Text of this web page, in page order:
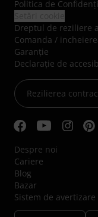
Politica de
Dreptul de reziliere
Comanda /
Garanție
Declarație de
Rezilierea
Despre noi
Cariere
Blog
Bazar
Sistem de avertizare